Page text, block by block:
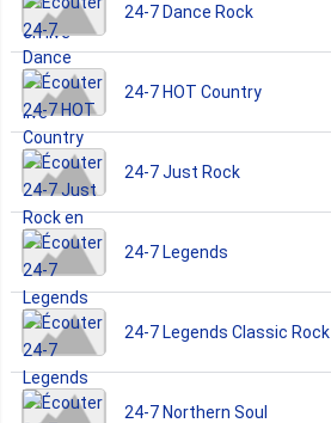
24-7 Dance Rock
24-7 HOT Country
24-7 Just Rock
24-7 Legends
24-7 Legends Classic Rock
24-7 Northern Soul